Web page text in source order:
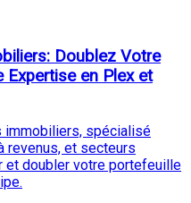
Doublez Votre
en Plex et
immobiliers, spécialisé
revenus, et secteurs
et doubler votre portefeuille